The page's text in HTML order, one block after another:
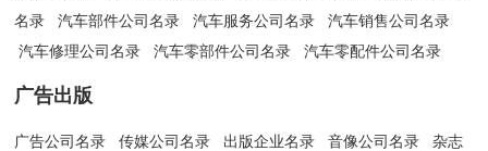
名录
汽车部件公司名录 汽车服务公司名录
汽车销售公司名录
汽车修理公司名录
汽车零部件公司名录 汽车零配件公司名录
广告出版
广告公司名录 传媒公司名录 出版企业名录 音像公司名录
杂志